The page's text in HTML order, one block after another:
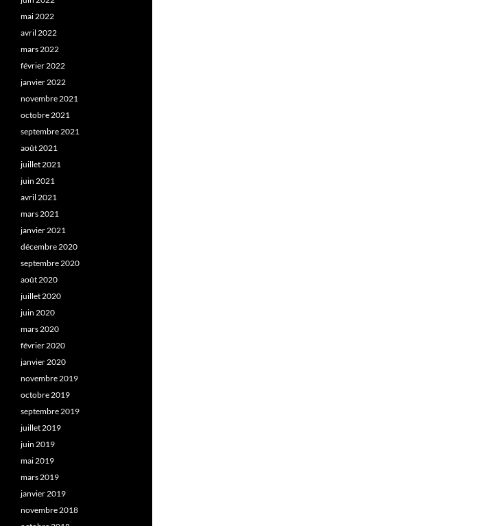
mai 2022
avril 2022
mars 2022
février 2022
janvier 2022
novembre 2021
octobre 2021
septembre 2021
août 2021
juillet 2021
juin 2021
avril 2021
mars 2021
janvier 2021
décembre 2020
septembre 2020
août 2020
juillet 2020
juin 2020
mars 2020
février 2020
janvier 2020
novembre 2019
octobre 2019
septembre 2019
juillet 2019
juin 2019
mai 2019
mars 2019
janvier 2019
novembre 2018